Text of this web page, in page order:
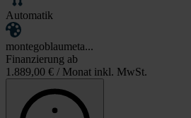
Automatik
montegoblaumeta...
Finanzierung ab
1.889,00 € / Monat inkl. MwSt.